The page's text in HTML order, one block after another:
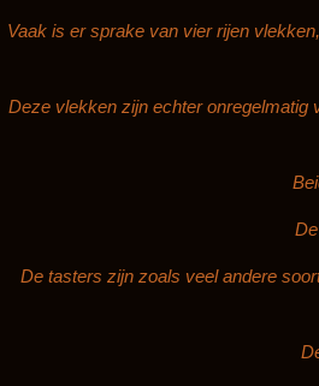
Vaak is er sprake van vier rijen
Deze vlekken zijn echter onregelmatig
De tasters zijn zoals veel andere